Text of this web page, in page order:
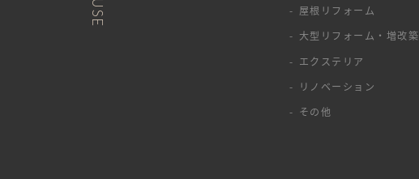
屋根リフォーム
大型リフォーム・増改築
エクステリア
リノベーション
その他